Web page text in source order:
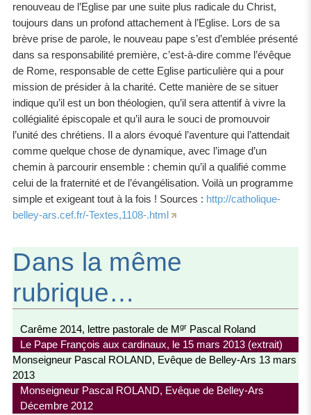
renouveau de l’Eglise par une suite plus radicale du Christ,
toujours dans un profond attachement à l’Eglise. Lors de sa
brève prise de parole, le nouveau pape s’est d’emblée présenté
dans sa responsabilité première, c’est-à-dire comme l’évêque
de Rome, responsable de cette Eglise particulière qui a pour
mission de présider à la charité. Cette manière de se situer
indique qu’il est un bon théologien, qu’il sera attentif à vivre la
collégialité épiscopale et qu’il aura le souci de promouvoir
l’unité des chrétiens. Il a alors évoqué l’aventure qui l’attendait
comme quelque chose de dynamique, avec l’image d’un
chemin à parcourir ensemble : chemin qu’il a qualifié comme
celui de la fraternité et de l’évangélisation. Voilà un programme
simple et exigeant tout à la fois ! Sources : http://catholique-
belley-ars.cef.fr/-Textes,1108-.html
Dans la même
rubrique…
Carême 2014, lettre pastorale de M grPascal Roland
Le Pape François aux cardinaux, le 15 mars 2013 (extrait)
Monseigneur Pascal ROLAND, Evêque de Belley-Ars 13 mars
2013
Monseigneur Pascal ROLAND, Evêque de Belley-Ars
Décembre 2012